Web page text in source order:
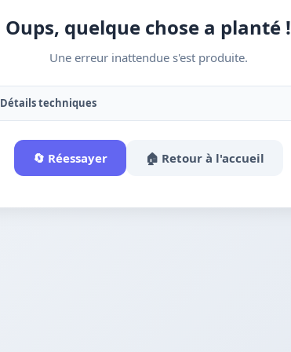
Oups, quelque chose a planté !
Une erreur inattendue s'est produite.
Détails techniques
🔄 Réessayer 🏠 Retour à l'accueil